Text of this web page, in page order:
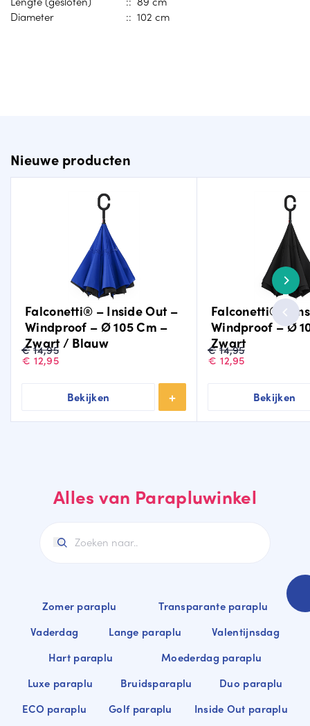
Diameter
:: 102 cm
Nieuwe producten
Falconetti® – Inside Out –
Windproof – Ø 105 Cm –
Zwart / Blauw
€ 14,95
Oorspronkelijke
prijs
was:
€ 12,95
Huidige
prijs
Bekijken
Falconetti® –
Windproof – Ø
Zwart
€ 14,95
Oorspronkelijke
prijs
was:
€ 12,95
Huidige
prijs
Bekijken
Alles van Parapluwinkel
Zomer paraplu
Transparante paraplu
Vaderdag
Lange paraplu
Valentijnsdag
Hart paraplu
Moederdag paraplu
Luxe paraplu
Bruidsparaplu
Duo paraplu
ECO paraplu
Golf paraplu
Inside Out paraplu